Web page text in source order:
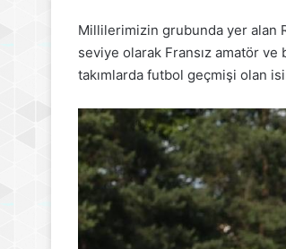
Millilerimizin grubunda yer alan
seviye olarak Fransız amatör ve
takımlarda futbol geçmişi olan